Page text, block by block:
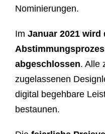
Nominierungen.
Im Januar 2021 wird
abgeschlossen. Alle
zugelassenen
digital begehbare
bestaunen.